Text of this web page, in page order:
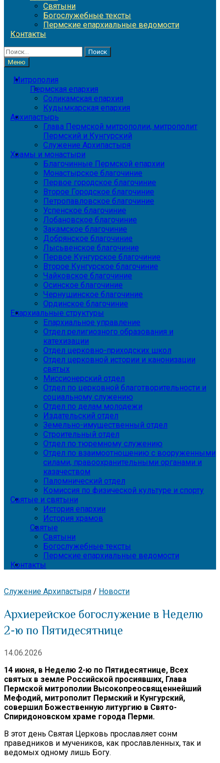
Святыни
Богослужебные тексты
Пермские епархиальные ведомости
Контакты
Найти:
Меню
Митрополия
Пермская епархия
Соликамская епархия
Кудымкарская епархия
Архипастырь
Глава Пермской митрополии, митрополит
Пермский и Кунгурский
Служение Архипастыря
Храмы и монастыри
Благочинные Пермской епархии
Монастырское благочиние
Первое городское благочиние
Второе Городское благочиние
Петропавловское благочиние
Успенское благочиние
Лобановское благочиние
Закамское благочиние
Добрянское благочиние
Лысьвенское благочиние
Первое Кунгурское благочиние
Второе Кунгурское благочиние
Чайковское благочиние
Осинское благочиние
Чернушинское благочиние
Ординское благочиние
Епархиальные структуры
Епархиальное управление
Отдел религиозного образования и
катехизации
Отдел церковно-приходских школ
Отдел церковной истории и канонизации
святых
Миссионерский отдел
Отдел по церковной благотворительности и
социальному служению
Отдел по делам молодежи
Издательский отдел
Земельно-имущественный отдел
Строительный отдел
Отдел по тюремному служению
Отдел по взаимоотношению с вооруженными
силами, правоохранительными органами и
казачеством
Паломнический отдел
Комиссия по физической культуре и спорту
Святые и святыни
История епархии
История храмов
Святые
Святыни
Богослужебные тексты
Пермские епархиальные ведомости
Контакты
Служение Архипастыря / Новости
Архиерейское богослужение в Неделю
2-ю по Пятидесятнице
14.06.2026
14 июня, в Неделю 2-ю по Пятидесятнице, Всех
святых в земле Российской просиявших, Глава
Пермской митрополии Высокопреосвященнейший
Мефодий, митрополит Пермский и Кунгурский,
совершил Божественную литургию в Свято-
Спиридоновском храме города Перми.
В этот день Святая Церковь прославляет сонм
праведников и мучеников, как прославленных, так и
ведомых одному лишь Богу.